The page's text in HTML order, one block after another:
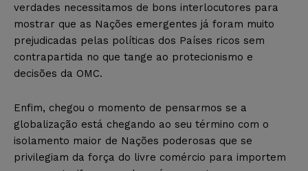
verdades necessitamos de bons interlocutores para
mostrar que as Nações emergentes já foram muito
prejudicadas pelas políticas dos Países ricos sem
contrapartida no que tange ao protecionismo e
decisões da OMC.
Enfim, chegou o momento de pensarmos se a
globalização está chegando ao seu término com o
isolamento maior de Nações poderosas que se
privilegiam da força do livre comércio para importem